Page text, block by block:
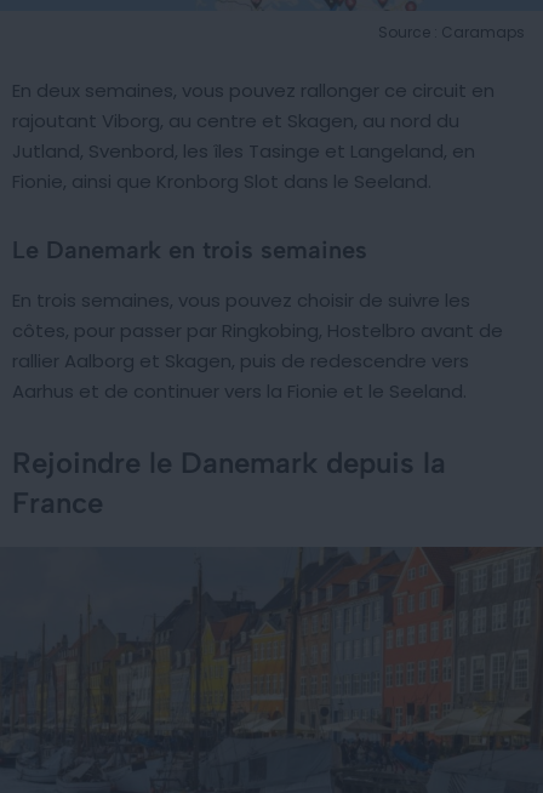
Source : Caramaps
En deux semaines, vous pouvez rallonger ce circuit en
rajoutant Viborg, au centre et Skagen, au nord du
Jutland, Svenbord, les îles Tasinge et Langeland, en
Fionie, ainsi que Kronborg Slot dans le Seeland.
Le Danemark en trois semaines
En trois semaines, vous pouvez choisir de suivre les
côtes, pour passer par Ringkobing, Hostelbro avant de
rallier Aalborg et Skagen, puis de redescendre vers
Aarhus et de continuer vers la Fionie et le Seeland.
Rejoindre le Danemark depuis la
France